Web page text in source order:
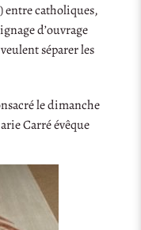
entre catholiques,
d’ouvrage
séparer les
le dimanche
Carré évêque